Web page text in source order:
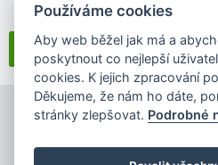
Souhlasím sezpracováním
Používáme cookies
Aby web běžel jak má a
poskytnout co nejlepší
cookies. K jejich zpracování
Děkujeme, že nám ho dáte,
stránky zlepšovat. Podrobné